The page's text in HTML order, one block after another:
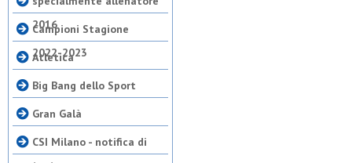
2016
Campioni Stagione
2022-2023
Atletica
Big Bang dello Sport
Gran Galà
CSI Milano - notifica di